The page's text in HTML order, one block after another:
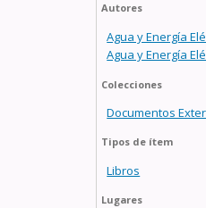
Autores
Agua y Energía
Agua y Energía
Colecciones
Documentos
Tipos de ítem
Libros
Lugares